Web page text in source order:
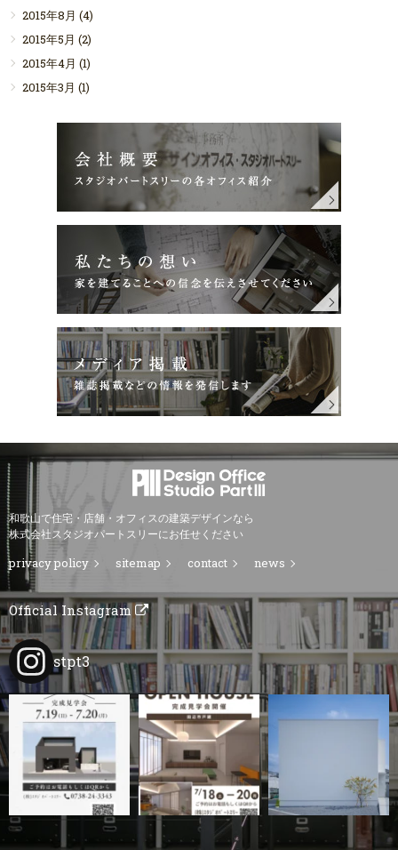
2015年8月 (4)
2015年5月 (2)
2015年4月 (1)
2015年3月 (1)
和歌山で住宅・店舗・オフィスの建築デザインなら
株式会社スタジオパートスリーにお任せください
privacy policy sitemap contact news
Official Instagram
stpt3